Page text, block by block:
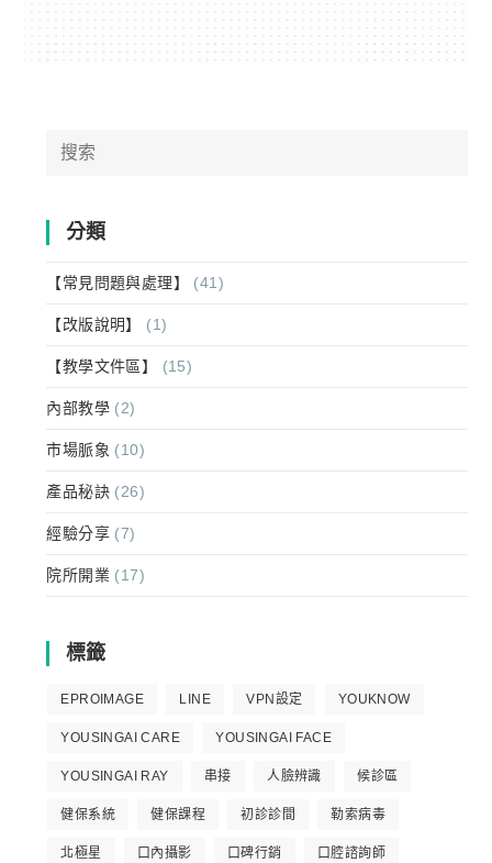
Search
分類
【常見問題與處理】 (41)
【改版說明】 (1)
【教學文件區】 (15)
內部教學 (2)
市場脈象 (10)
產品秘訣 (26)
經驗分享 (7)
院所開業 (17)
標籤
EPROIMAGE LINE VPN設定 YOUKNOW
YOUSINGAI CARE YOUSINGAI FACE
YOUSINGAI RAY 串接 人臉辨識 候診區
健保系統 健保課程 初診診間 勒索病毒
北極星 口內攝影 口碑行銷 口腔諮詢師